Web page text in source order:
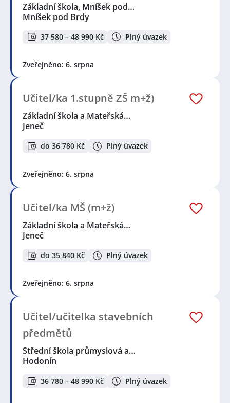
Základní škola, Mníšek pod…
Mníšek pod Brdy
37 580 – 48 990 Kč Plný úvazek
Zveřejněno: 6. srpna
Učitel/ka 1.stupně ZŠ m+ž)
Základní škola a Mateřská…
Jeneč
do 36 780 Kč Plný úvazek
Zveřejněno: 6. srpna
Učitel/ka MŠ (m+ž)
Základní škola a Mateřská…
Jeneč
do 35 840 Kč Plný úvazek
Zveřejněno: 6. srpna
Učitel/učitelka stavebních
předmětů
Střední škola průmyslová a…
Hodonín
36 780 – 48 990 Kč Plný úvazek